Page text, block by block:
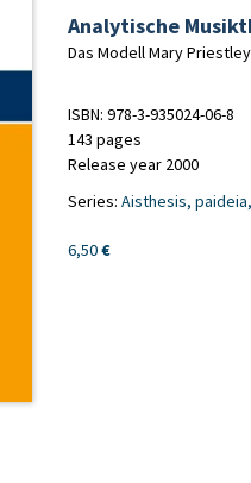
Analytische
Das Modell Mary Priestley
ISBN: 978-3-935024-06-8
143 pages
Release year 2000
Series: Aisthesis,
6,50€